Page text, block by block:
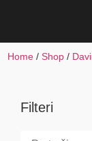
Home/ Shop/
Filteri